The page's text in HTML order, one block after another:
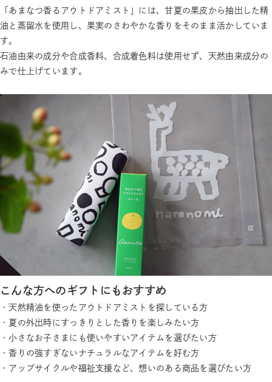
「あまなつ香るアウトドアミスト」には、甘夏の果皮から抽出した精
油と蒸留水を使用し、果実のさわやかな香りをそのまま活かしていま
す。
石油由来の成分や合成香料、合成着色料は使用せず、天然由来成分の
みで仕上げています。
こんな方へのギフトにもおすすめ
・天然精油を使ったアウトドアミストを探している方
・夏の外出時にすっきりとした香りを楽しみたい方
・小さなお子さまにも使いやすいアイテムを選びたい方
・香りの強すぎないナチュラルなアイテムを好む方
・アップサイクルや福祉支援など、想いのある商品を選びたい方